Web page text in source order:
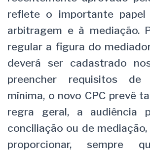
reflete o importante papel
arbitragem e à mediação.
regular a figura do
deverá ser cadastrado
preencher requisitos de
mínima, o novo CPC prevê
regra geral, a audiência
conciliação ou de
proporcionar, sempre